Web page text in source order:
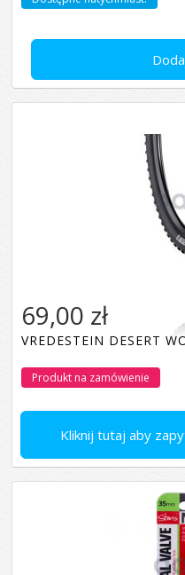
Kliknij tutaj aby
69,00 zł
VREDESTEIN DESERT
Produkt na zamówienie